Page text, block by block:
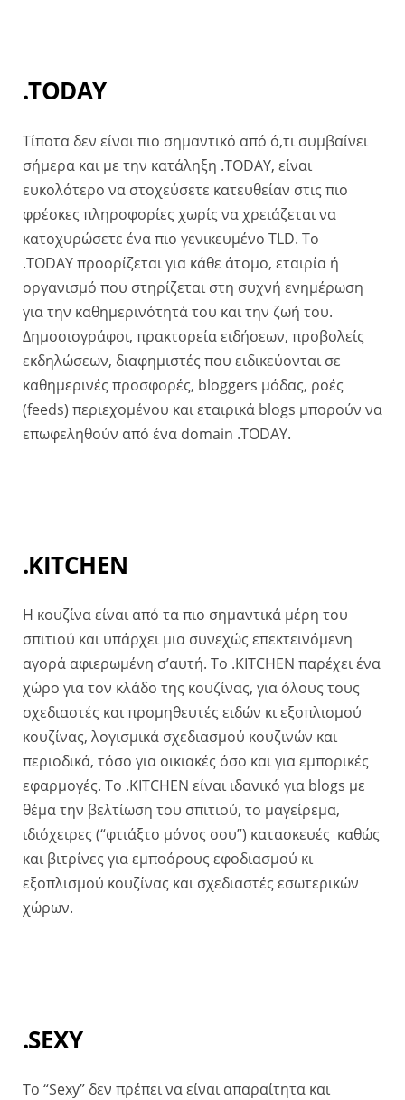
.TODAY
Τίποτα δεν είναι πιο σημαντικό από ό,τι συμβαίνει
σήμερα και με την κατάληξη .TODAY, είναι
ευκολότερο να στοχεύσετε κατευθείαν στις πιo
φρέσκες πληροφορίες χωρίς να χρειάζεται να
κατοχυρώσετε ένα πιο γενικευμένο TLD. Το
.TODAY προορίζεται για κάθε άτομο, εταιρία ή
οργανισμό που στηρίζεται στη συχνή ενημέρωση
για την καθημερινότητά του και την ζωή του.
Δημοσιογράφοι, πρακτορεία ειδήσεων, προβολείς
εκδηλώσεων, διαφημιστές που ειδικεύονται σε
καθημερινές προσφορές, bloggers μόδας, ροές
(feeds) περιεχομένου και εταιρικά blogs μπορούν να
επωφεληθούν από ένα domain .TODAY.
.KITCHEN
Η κουζίνα είναι από τα πιο σημαντικά μέρη του
σπιτιού και υπάρχει μια συνεχώς επεκτεινόμενη
αγορά αφιερωμένη σ’αυτή. Το .KITCHEN παρέχει ένα
χώρο για τον κλάδο της κουζίνας, για όλους τους
σχεδιαστές και προμηθευτές ειδών κι εξοπλισμού
κουζίνας, λογισμικά σχεδιασμού κουζινών και
περιοδικά, τόσο για οικιακές όσο και για εμπορικές
εφαρμογές. Το .KITCHEN είναι ιδανικό για blogs με
θέμα την βελτίωση του σπιτιού, το μαγείρεμα,
ιδιόχειρες (“φτιάξτο μόνος σου”) κατασκευές καθώς
και βιτρίνες για εμποόρους εφοδιασμού κι
εξοπλισμού κουζίνας και σχεδιαστές εσωτερικών
χώρων.
.SEXY
Το “Sexy” δεν πρέπει να είναι απαραίτητα και